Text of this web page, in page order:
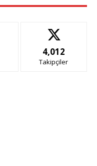
4,012
Takipçiler